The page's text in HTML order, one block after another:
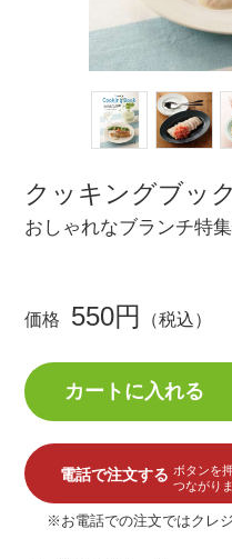
クッキングブッ
おしゃれなブランチ特
価格 550円 （税込）
電話で注文する ボタンを
つながり
※お電話での注文ではクレ